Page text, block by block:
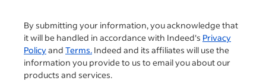
By submitting your information, you acknowledge that
it will be handled in accordance with Indeed's Privacy
Policyand Terms. Indeed and its affiliates will use the
information you provide to us to email you about our
products and services.